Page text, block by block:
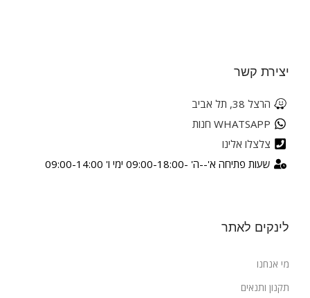
יצירת קשר
הרצל 38, תל אביב
WHATSAPP חנות
צלצלו אלינו
שעות פתיחה א'--ה' -09:00-18:00 ימי ו' 09:00-14:00
לינקים לאתר
מי אנחנו
תקנון ותנאים